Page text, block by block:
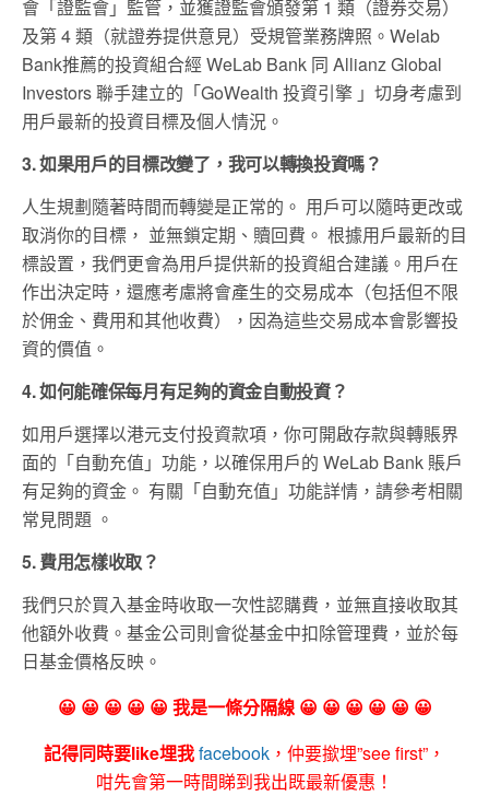
會「證監會」監管，並獲證監會頒發第 1 類（證券交易）
及第 4 類（就證券提供意見）受規管業務牌照。Welab
Bank推薦的投資組合經 WeLab Bank 同 Allianz Global
Investors 聯手建立的「GoWealth 投資引擎 」切身考慮到
用戶最新的投資目標及個人情況。
3. 如果用戶的目標改變了，我可以轉換投資嗎？
人生規劃隨著時間而轉變是正常的。 用戶可以隨時更改或
取消你的目標， 並無鎖定期、贖回費。 根據用戶最新的目
標設置，我們更會為用戶提供新的投資組合建議。用戶在
作出決定時，還應考慮將會產生的交易成本（包括但不限
於佣金、費用和其他收費），因為這些交易成本會影響投
資的價值。
4. 如何能確保每月有足夠的資金自動投資？
如用戶選擇以港元支付投資款項，你可開啟存款與轉賬界
面的「自動充值」功能，以確保用戶的 WeLab Bank 賬戶
有足夠的資金。 有關「自動充值」功能詳情，請參考相關
常見問題 。
5. 費用怎樣收取？
我們只於買入基金時收取一次性認購費，並無直接收取其
他額外收費。基金公司則會從基金中扣除管理費，並於每
日基金價格反映。
😀 😀 😀 😀 😀 我是一條分隔線 😀 😀 😀 😀 😀 😀
記得同時要like埋我facebook ，仲要撳埋”see first”，
咁先會第一時間睇到我出既最新優惠！